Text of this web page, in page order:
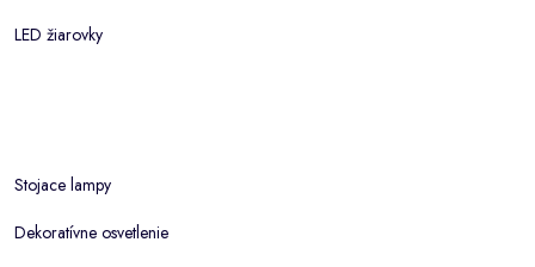
LED žiarovky
Stojace lampy
Dekoratívne osvetlenie